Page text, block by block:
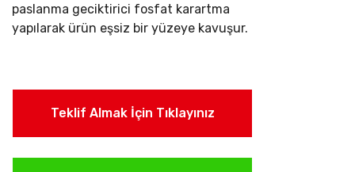
paslanma geciktirici fosfat karartma
yapılarak ürün eşsiz bir yüzeye kavuşur.
Teklif Almak İçin Tıklayınız